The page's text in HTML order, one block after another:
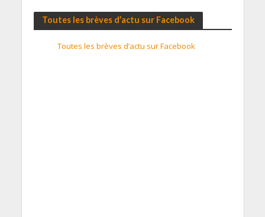
Toutes les brèves d’actu sur Facebook
Toutes les brèves d’actu sur Facebook